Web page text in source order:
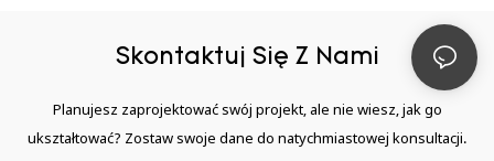
Skontaktuj Się Z Nami
Planujesz zaprojektować swój projekt, ale nie wiesz, jak go
ukształtować? Zostaw swoje dane do natychmiastowej konsultacji.